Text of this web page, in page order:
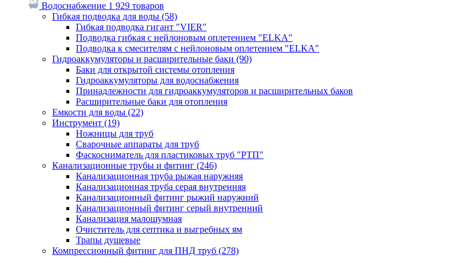
Водоснабжение 1 929 товаров
Гибкая подводка для воды (58)
Гибкая подводка гигант "VIER"
Подводка гибкая с нейлоновым оплетением "ELKA"
Подводка к смесителям с нейлоновым оплетением "ELKA"
Гидроаккумуляторы и расширительные баки (90)
Баки для открытой системы отопления
Гидроаккумуляторы для водоснабжения
Принадлежности для гидроаккумуляторов и расширительных баков
Расширительные баки для отопления
Емкости для воды (22)
Инструмент (19)
Ножницы для труб
Сварочные аппараты для труб
Фаскосниматель для пластиковых труб "РТП"
Канализационные трубы и фитинг (246)
Канализационная труба рыжая наружняя
Канализационная труба серая внутренняя
Канализационный фитинг рыжий наружний
Канализационный фитинг серый внутренний
Канализация малошумная
Очиститель для септика и выгребных ям
Трапы душевые
Компрессионный фитинг для ПНД труб (278)